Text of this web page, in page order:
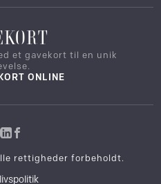
et gavekort til en unik
ONLINE
rettigheder forbeholdt.